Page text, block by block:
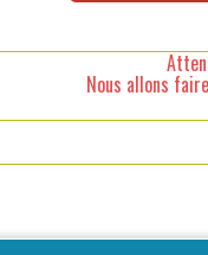
Nous allons